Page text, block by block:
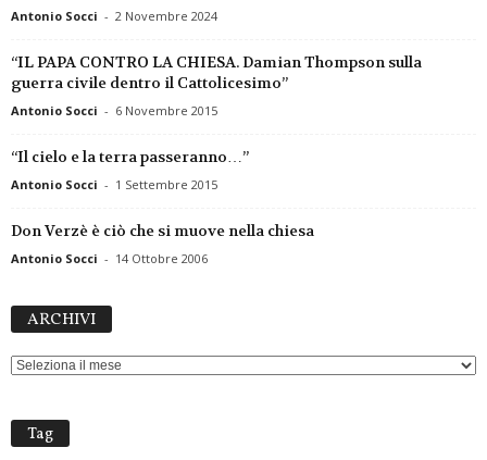
Antonio Socci - 2 Novembre 2024
“IL PAPA CONTRO LA CHIESA. Damian Thompson sulla
guerra civile dentro il Cattolicesimo”
Antonio Socci - 6 Novembre 2015
“Il cielo e la terra passeranno…”
Antonio Socci - 1 Settembre 2015
Don Verzè è ciò che si muove nella chiesa
Antonio Socci - 14 Ottobre 2006
ARCHIVI
Tag